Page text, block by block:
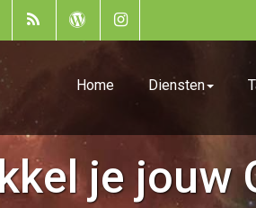
Home Diensten
je jouw